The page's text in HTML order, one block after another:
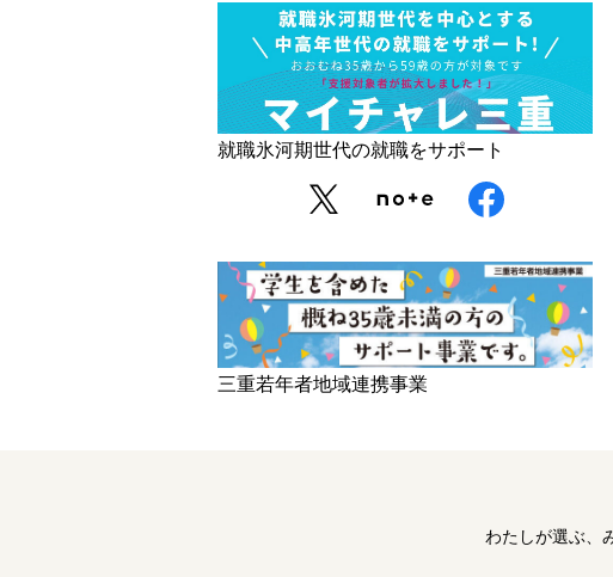
就職氷河期世代の就職をサポート
三重若年者地域連携事業
わたしが選ぶ、